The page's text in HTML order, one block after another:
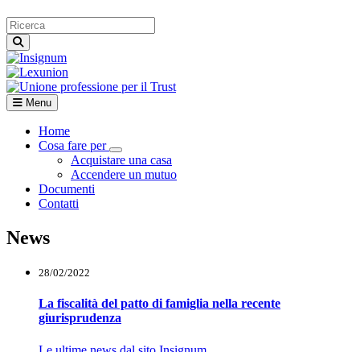
Menu
Home
Cosa fare per
Visualizza menù di secondo livello
Acquistare una casa
Accendere un mutuo
Documenti
Contatti
News
28/02/2022
La fiscalità del patto di famiglia nella recente
giurisprudenza